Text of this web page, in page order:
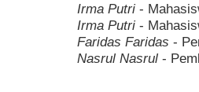
Irma Putri -
Irma Putri -
Faridas Faridas -
Nasrul Nasrul -